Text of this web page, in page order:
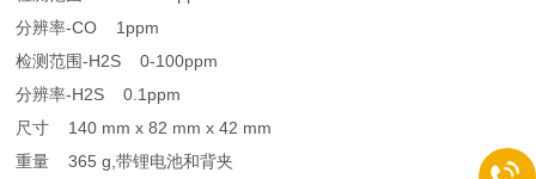
分辨率-CO 1ppm
检测范围-H2S 0-100ppm
分辨率-H2S 0.1ppm
尺寸 140 mm x 82 mm x 42 mm
重量 365 g,带锂电池和背夹